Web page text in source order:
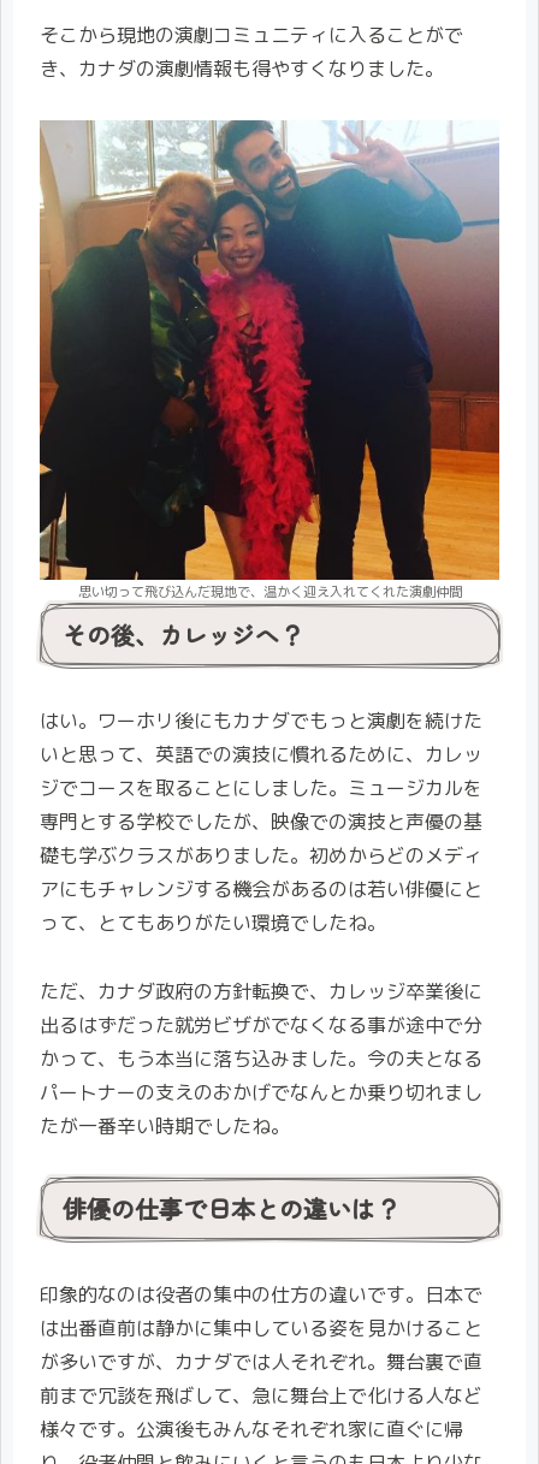
そこから現地の演劇コミュニティに入ることがで
き、カナダの演劇情報も得やすくなりました。
思い切って飛び込んだ現地で、温かく迎え入れてくれた演劇仲間
その後、カレッジへ？
はい。ワーホリ後にもカナダでもっと演劇を続けた
いと思って、英語での演技に慣れるために、カレッ
ジでコースを取ることにしました。ミュージカルを
専門とする学校でしたが、映像での演技と声優の基
礎も学ぶクラスがありました。初めからどのメディ
アにもチャレンジする機会があるのは若い俳優にと
って、とてもありがたい環境でしたね。
ただ、カナダ政府の方針転換で、カレッジ卒業後に
出るはずだった就労ビザがでなくなる事が途中で分
かって、もう本当に落ち込みました。今の夫となる
パートナーの支えのおかげでなんとか乗り切れまし
たが一番辛い時期でしたね。
俳優の仕事で日本との違いは？
印象的なのは役者の集中の仕方の違いです。日本で
は出番直前は静かに集中している姿を見かけること
が多いですが、カナダでは人それぞれ。舞台裏で直
前まで冗談を飛ばして、急に舞台上で化ける人など
様々です。公演後もみんなそれぞれ家に直ぐに帰